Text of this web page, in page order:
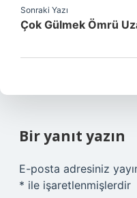
Sonraki Yazı
Çok Gülmek Ömrü
Bir yanıt yazın
E-posta adresiniz
* ile işaretlenmişlerdir